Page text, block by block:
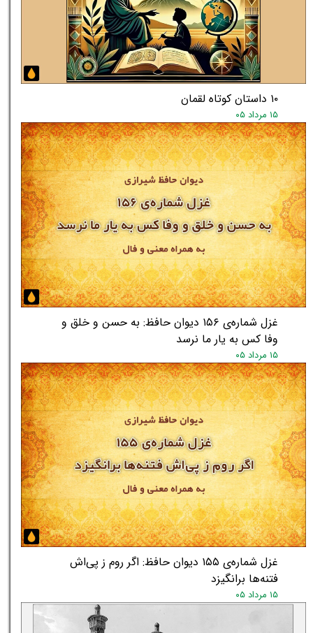
★★
۱۰ داستان کوتاه لقمان
۱۵ مرداد ۰۵
غزل شماره‌ی ۱۵۶ دیوان حافظ: به حسن و خلق و
وفا کس به یار ما نرسد
۱۵ مرداد ۰۵
غزل شماره‌ی ۱۵۵ دیوان حافظ: اگر روم ز پی‌اش
فتنه‌ها برانگیزد
۱۵ مرداد ۰۵